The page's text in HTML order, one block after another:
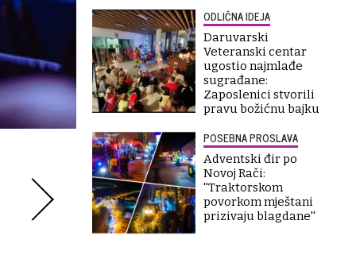
ODLIČNA IDEJA
Daruvarski
Veteranski centar
ugostio najmlađe
sugrađane:
Zaposlenici stvorili
pravu božićnu bajku
POSEBNA PROSLAVA
Adventski đir po
Novoj Rači:
''Traktorskom
povorkom mještani
prizivaju blagdane''